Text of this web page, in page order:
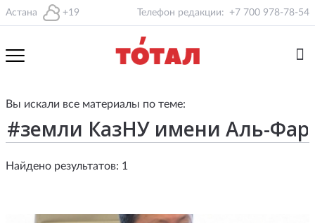
Астана +19 Телефон редакции: +7 700 978-78-54
Вы искали все материалы по теме:
Найдено результатов: 1